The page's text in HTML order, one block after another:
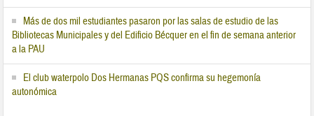
Más de dos mil estudiantes pasaron por las salas de estudio de las
Bibliotecas Municipales y del Edificio Bécquer en el fin de semana anterior
a la PAU
El club waterpolo Dos Hermanas PQS confirma su hegemonía
autonómica